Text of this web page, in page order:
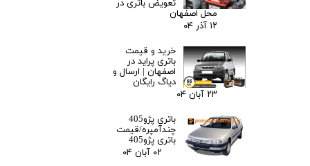
تعویض باتری در
محل اصفهان
۱۲ آذر ۰۴
خرید و قیمت
باتری پراید در
اصفهان | ارسال و
دیاگ رایگان
۲۳ آبان ۰۴
باتری پژو405
چندآمپره/قیمت
باتری پژو405
۰۲ آبان ۰۴